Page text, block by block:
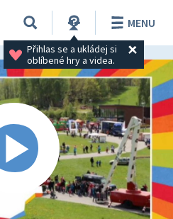
Přihlas se a ukládej si
oblíbené hry a videa.
MENU